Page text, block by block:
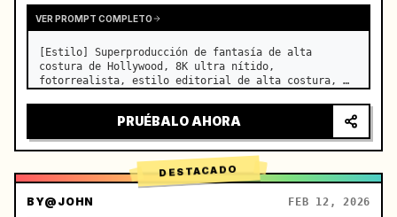
VER PROMPT COMPLETO
[Estilo] Superproducción de fantasía de alta
costura de Hollywood, 8K ultra nítido,
fotorrealista, estilo editorial de alta costura,
visual. [Duración] 15 segundos. [Escena] Un Salar
de Uyuni (Espejo del Cielo) i…
PRUÉBALO AHORA
DESTACADO
BY@JOHN FEB 12, 2026